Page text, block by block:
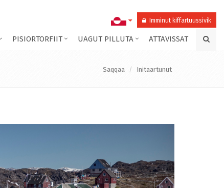
Imminut kiffartuussivik
PISIORTORFIIT UAGUT PILLUTA ATTAVISSAT
Saqqaa Initaartunut